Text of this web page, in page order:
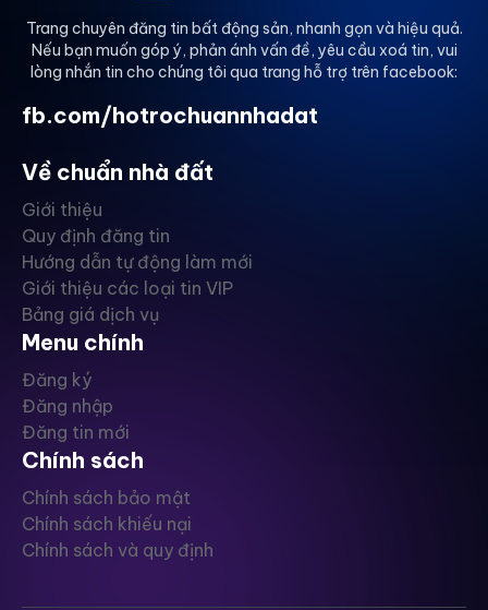
Trang chuyên đăng tin bất động sản, nhanh gọn và hiệu quả.
Nếu bạn muốn góp ý, phản ánh vấn đề, yêu cầu xoá tin, vui
lòng nhắn tin cho chúng tôi qua trang hỗ trợ trên facebook:
fb.com/hotrochuannhadat
Về chuẩn nhà đất
Giới thiệu
Quy định đăng tin
Hướng dẫn tự động làm mới
Giới thiệu các loại tin VIP
Bảng giá dịch vụ
Menu chính
Đăng ký
Đăng nhập
Đăng tin mới
Chính sách
Chính sách bảo mật
Chính sách khiếu nại
Chính sách và quy định